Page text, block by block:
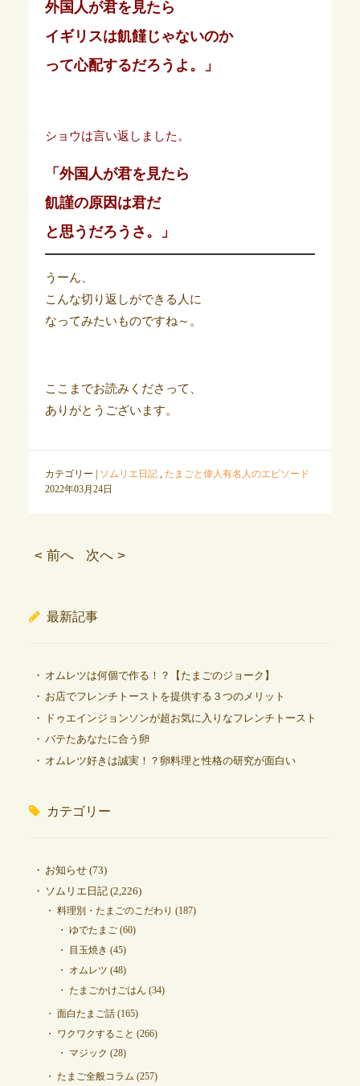
外国人が君を見たら
イギリスは飢饉じゃないのか
って心配するだろうよ。」
ショウは言い返しました。
「外国人が君を見たら
飢謹の原因は君だ
と思うだろうさ。」
うーん、
こんな切り返しができる人に
なってみたいものですね～。
ここまでお読みくださって、
ありがとうございます。
カテゴリー | ソムリエ日記, たまごと偉人有名人のエピソード
2022年03月24日
< 前へ 次へ >
最新記事
オムレツは何個で作る！？【たまごのジョーク】
お店でフレンチトーストを提供する３つのメリット
ドゥエインジョンソンが超お気に入りなフレンチトースト
バテたあなたに合う卵
オムレツ好きは誠実！？卵料理と性格の研究が面白い
カテゴリー
お知らせ(73)
ソムリエ日記(2,226)
料理別・たまごのこだわり (187)
ゆでたまご(60)
目玉焼き (45)
オムレツ (48)
たまごかけごはん (34)
面白たまご話(165)
ワクワクすること (266)
マジック (28)
たまご全般コラム (257)